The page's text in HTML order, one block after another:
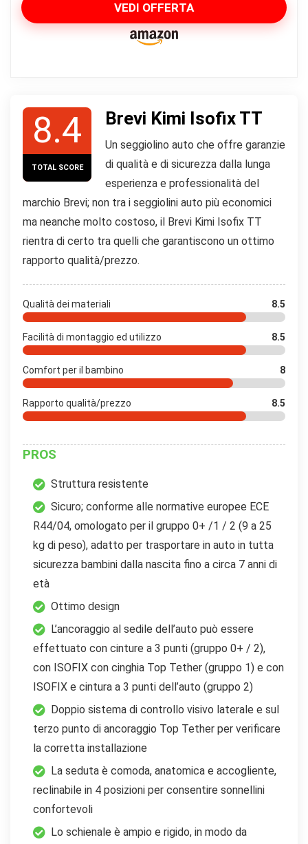
VEDI OFFERTA
8.4
TOTAL SCORE
Brevi Kimi Isofix TT
Un seggiolino auto che offre garanzie
di qualità e di sicurezza dalla lunga
esperienza e professionalità del
marchio Brevi; non tra i seggiolini auto più economici
ma neanche molto costoso, il Brevi Kimi Isofix TT
rientra di certo tra quelli che garantiscono un ottimo
rapporto qualità/prezzo.
Qualità dei materiali 8.5
Facilità di montaggio ed utilizzo 8.5
Comfort per il bambino 8
Rapporto qualità/prezzo 8.5
PROS
Struttura resistente
Sicuro; conforme alle normative europee ECE
R44/04, omologato per il gruppo 0+ /1 / 2 (9 a 25
kg di peso), adatto per trasportare in auto in tutta
sicurezza bambini dalla nascita fino a circa 7 anni di
età
Ottimo design
L’ancoraggio al sedile dell’auto può essere
effettuato con cinture a 3 punti (gruppo 0+ / 2),
con ISOFIX con cinghia Top Tether (gruppo 1) e con
ISOFIX e cintura a 3 punti dell’auto (gruppo 2)
Doppio sistema di controllo visivo laterale e sul
terzo punto di ancoraggio Top Tether per verificare
la corretta installazione
La seduta è comoda, anatomica e accogliente,
reclinabile in 4 posizioni per consentire sonnellini
confortevoli
Lo schienale è ampio e rigido, in modo da